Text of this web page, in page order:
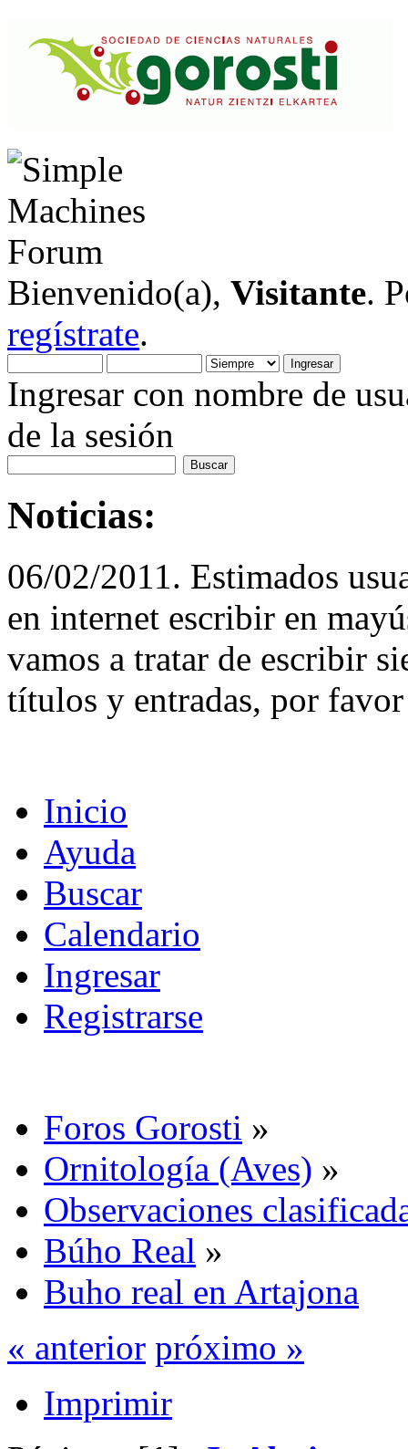
Bienvenido(a), Visitante.
regístrate.
Ingresar con nombre de
de la sesión
Noticias:
06/02/2011. Estimados
en internet escribir en
vamos a tratar de escribir
títulos y entradas, por
Inicio
Ayuda
Buscar
Calendario
Ingresar
Registrarse
Foros Gorosti »
Ornitología (Aves) »
Observaciones
Búho Real »
Buho real en Artajona
« anterior próximo »
Imprimir